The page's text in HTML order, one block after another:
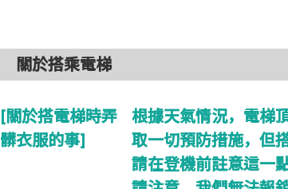
關於搭乘電梯
[關於搭電梯時弄
髒衣服的事]
根據天氣情況，電梯
取一切預防措施，但
請在登機前註意這一點